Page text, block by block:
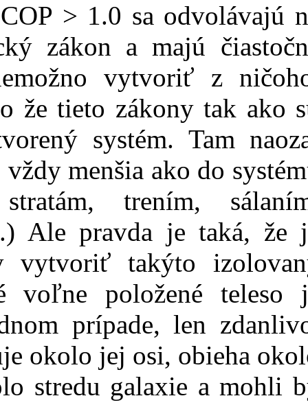
> 1.0 sa odvolávajú
zákon a majú
vytvoriť z
že tieto zákony tak ako
systém. Tam
menšia ako do
trením,
Ale pravda je taká, že
vytvoriť takýto
voľne položené teleso
prípade, len
okolo jej osi, obieha
stredu galaxie a mohli